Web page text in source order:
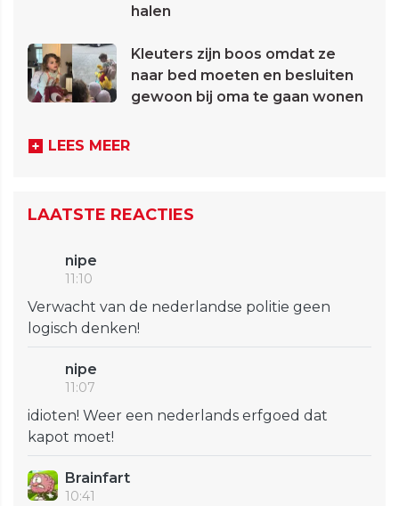
halen
Kleuters zijn boos omdat ze
naar bed moeten en besluiten
gewoon bij oma te gaan wonen
LEES MEER
LAATSTE REACTIES
nipe
11:10
Verwacht van de nederlandse politie geen
logisch denken!
nipe
11:07
idioten! Weer een nederlands erfgoed dat
kapot moet!
Brainfart
10:41